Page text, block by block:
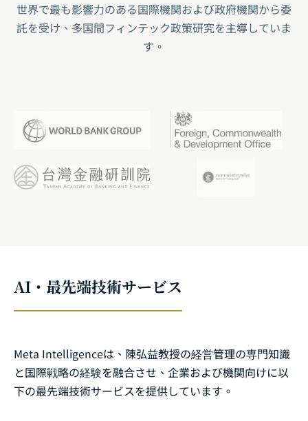
世界で最も影響力のある国際機関および政府機関から委
託を受け、多国間フィンテック政策研究を主導していま
す。
AI・最先端技術サービス
Meta Intelligenceは、陳弘益教授の経営管理の専門知識
と国際戦略の経験を融合させ、企業および機関向けに以
下の最先端技術サービスを提供しています。